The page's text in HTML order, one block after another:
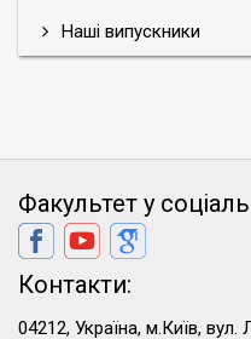
Наші випускники
Факультет у
Контакти:
04212, Україна, м.Київ,